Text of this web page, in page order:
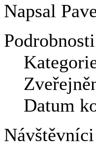
Napsal
Podrobnosti
Datum